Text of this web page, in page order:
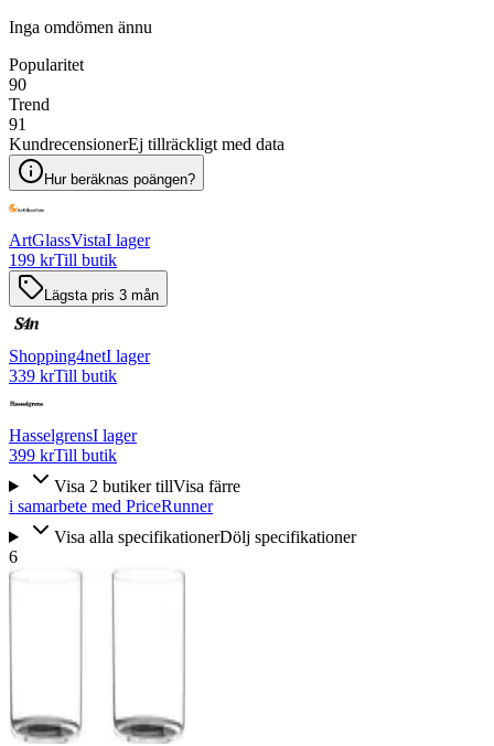
Inga omdömen ännu
Popularitet
90
Trend
91
KundrecensionerEj tillräckligt med data
Hur beräknas poängen?
ArtGlassVistaI lager
199 krTill butik
Lägsta pris 3 mån
Shopping4netI lager
339 krTill butik
HasselgrensI lager
399 krTill butik
Visa 2 butiker tillVisa färre
i samarbete med PriceRunner
Visa alla specifikationerDölj specifikationer
6